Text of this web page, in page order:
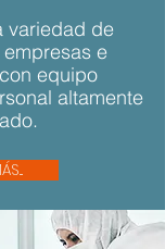
variedad de
e
equipo
altamente